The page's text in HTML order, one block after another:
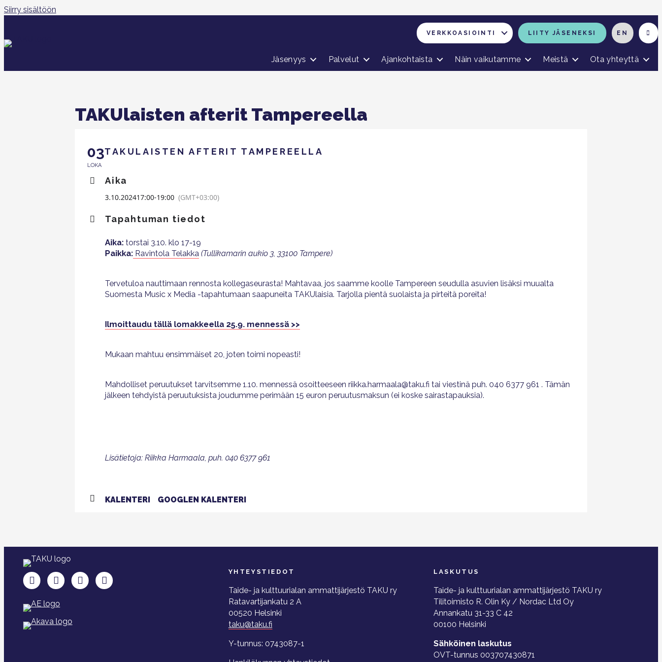
Siirry sisältöön
VERKKOASIOINTI LIITY JÄSENEKSI EN
Jäsenyys Palvelut Ajankohtaista Näin vaikutamme Meistä Ota yhteyttä
TAKUlaisten afterit Tampereella
03
LOKA
TAKULAISTEN AFTERIT TAMPEREELLA
Aika
3.10.202417:00-19:00 (GMT+03:00)
Tapahtuman tiedot
Aika: torstai 3.10. klo 17-19
Paikka: Ravintola Telakka (Tullikamarin aukio 3, 33100 Tampere)
Tervetuloa nauttimaan rennosta kollegaseurasta! Mahtavaa, jos saamme koolle Tampereen seudulla asuvien lisäksi muualta
Suomesta Music x Media -tapahtumaan saapuneita TAKUlaisia. Tarjolla pientä suolaista ja pirteitä poreita!
Ilmoittaudu tällä lomakkeella 25.9. mennessä >>
Mukaan mahtuu ensimmäiset 20, joten toimi nopeasti!
Mahdolliset peruutukset tarvitsemme 1.10. mennessä osoitteeseen riikka.harmaala@taku.fi tai viestinä puh. 040 6377 961 . Tämän
jälkeen tehdyistä peruutuksista joudumme perimään 15 euron peruutusmaksun (ei koske sairastapauksia).
Lisätietoja: Riikka Harmaala, puh. 040 6377 961
KALENTERI GOOGLEN KALENTERI
TAKU Facebookissa
TAKU Twitterissä
TAKU Instagramissa
TAKU LinkedInissä
YHTEYSTIEDOT
Taide- ja kulttuurialan ammattijärjestö TAKU ry
Ratavartijankatu 2 A
00520 Helsinki
taku@taku.fi
Y-tunnus: 0743087-1
LASKUTUS
Taide- ja kulttuurialan ammattijärjestö TAKU ry
Tilitoimisto R. Olin Ky / Nordac Ltd Oy
Annankatu 31-33 C 42
00100 Helsinki
Sähköinen laskutus
OVT-tunnus 003707430871